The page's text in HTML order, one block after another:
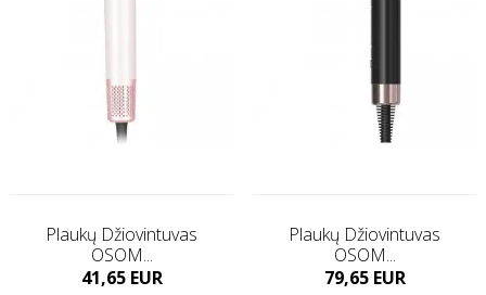
Plaukų Džiovintuvas
OSOM...
Kaina
41,65 EUR
Plaukų Džiovintuvas
OSOM...
Kaina
79,65 EUR